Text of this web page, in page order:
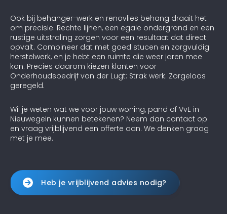
Ook bij behanger-werk en renovlies behang draait het
om precisie. Rechte lijnen, een egale ondergrond en een
rustige uitstraling zorgen voor een resultaat dat direct
opvalt. Combineer dat met goed stucen en zorgvuldig
herstelwerk, en je hebt een ruimte die weer jaren mee
kan. Precies daarom kiezen klanten voor
Onderhoudsbedrijf van der Lugt: Strak werk. Zorgeloos
geregeld.
Wil je weten wat we voor jouw woning, pand of VvE in
Nieuwegein kunnen betekenen? Neem dan contact op
en vraag vrijblijvend een offerte aan. We denken graag
met je mee.
Heb je vrijblijvend advies nodig?